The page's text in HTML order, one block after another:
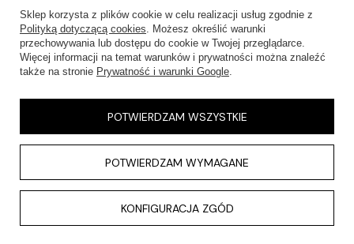
OBSŁUGA KLIENTA
AKTUALNOŚCI
Sklep korzysta z plików cookie w celu realizacji usług zgodnie z
Polityką dotyczącą cookies. Możesz określić warunki
przechowywania lub dostępu do cookie w Twojej przeglądarce.
Więcej informacji na temat warunków i prywatności można znaleźć
także na stronie Prywatność i warunki Google.
POTWIERDZAM WYMAGANE
KONFIGURACJA ZGÓD
POTWIERDZAM WSZYSTKIE